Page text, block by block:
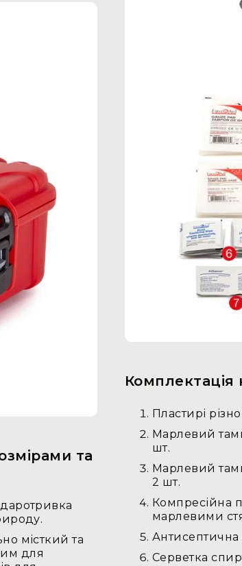
та
місткий та
для
Пластирі
Марлевий
шт.
Марлевий
2 шт.
Компресійна
марлевими
Антисептична
Серветка